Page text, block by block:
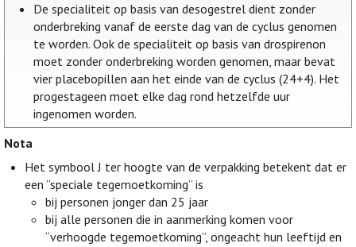
De specialiteit op basis van desogestrel dient zonder
onderbreking vanaf de eerste dag van de cyclus genomen
te worden. Ook de specialiteit op basis van drospirenon
moet zonder onderbreking worden genomen, maar bevat
vier placebopillen aan het einde van de cyclus (24+4). Het
progestageen moet elke dag rond hetzelfde uur
ingenomen worden.
Nota
Het symbool J ter hoogte van de verpakking betekent dat er
een “speciale tegemoetkoming” is
bij personen jonger dan 25 jaar
bij alle personen die in aanmerking komen voor
“verhoogde tegemoetkoming”, ongeacht hun leeftijd en